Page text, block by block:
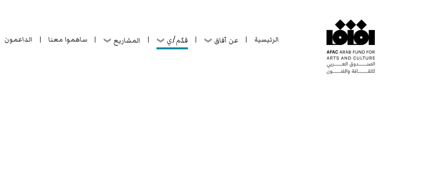
الرئيسية | عن آفاق | قدّم/ي | المشاريع | ساهموا معنا | الداعمون